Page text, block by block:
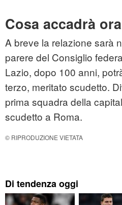
Cosa accadrà
A breve la relazione sarà
parere del Consiglio
Lazio, dopo 100 anni,
terzo, meritato scudetto.
prima squadra della
scudetto a Roma.
© RIPRODUZIONE VIETATA
Di tendenza oggi